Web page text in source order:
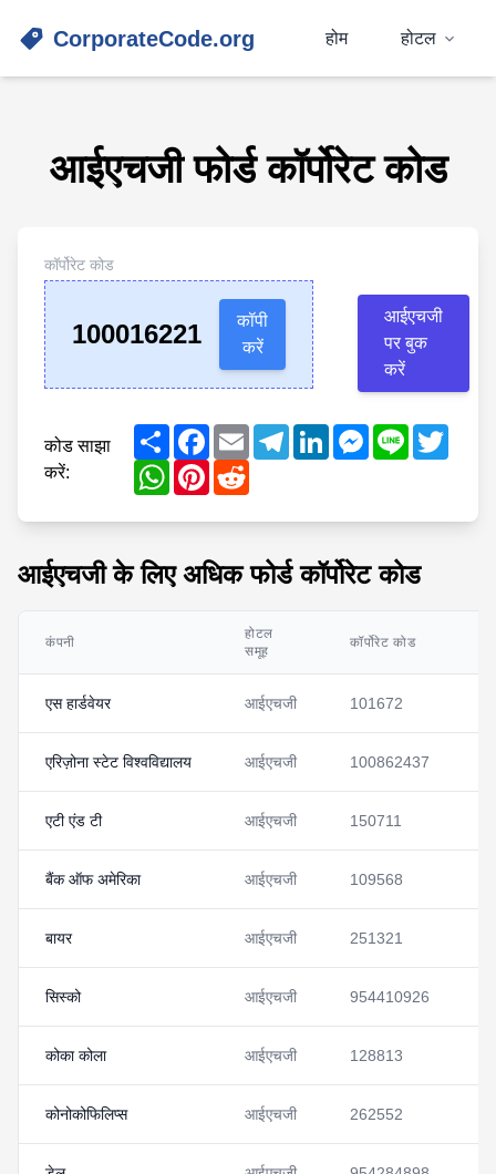
CorporateCode.org होम होटल
आईएचजी फोर्ड कॉर्पोरेट कोड
कॉर्पोरेट कोड
100016221
कॉपी
करें
आईएचजी
पर बुक
करें
कोड साझा
करें:
ShareFacebook
EmailTelegramLinkedInMessenger
Line
WhatsApp
Pinterest
आईएचजी के लिए अधिक फोर्ड कॉर्पोरेट कोड
कंपनी
होटल
समूह
कॉर्पोरेट कोड
एस हार्डवेयर आईएचजी 101672
एरिज़ोना स्टेट विश्वविद्यालय आईएचजी 100862437
एटी एंड टी आईएचजी 150711
बैंक ऑफ अमेरिका आईएचजी 109568
बायर आईएचजी 251321
सिस्को आईएचजी 954410926
कोका कोला आईएचजी 128813
कोनोकोफिलिप्स आईएचजी 262552